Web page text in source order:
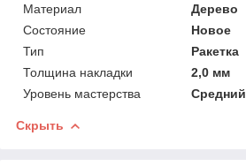
Материал
Дерево
Состояние
Новое
Тип
Ракетка
Толщина накладки
2,0 мм
Уровень мастерства
Средний
Скрыть